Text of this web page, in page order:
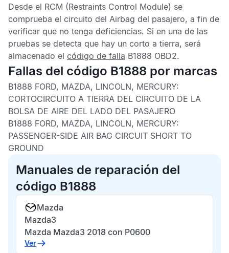
Desde el RCM (Restraints Control Module) se
comprueba el circuito del Airbag del pasajero, a fin de
verificar que no tenga deficiencias. Si en una de las
pruebas se detecta que hay un corto a tierra, será
almacenado el código de falla B1888 OBD2.
Fallas del código B1888 por marcas
B1888 FORD, MAZDA, LINCOLN, MERCURY:
CORTOCIRCUITO A TIERRA DEL CIRCUITO DE LA
BOLSA DE AIRE DEL LADO DEL PASAJERO
B1888 FORD, MAZDA, LINCOLN, MERCURY:
PASSENGER-SIDE AIR BAG CIRCUIT SHORT TO
GROUND
Manuales de reparación del
código B1888
Mazda
Mazda3
Mazda Mazda3 2018 con P0600
Ver